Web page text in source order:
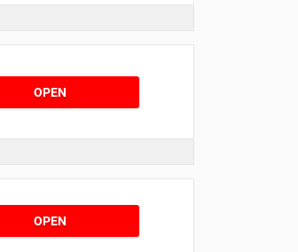
OPEN
OPEN